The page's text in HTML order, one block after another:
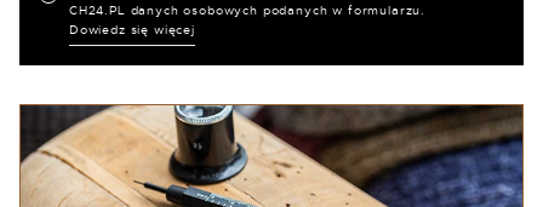
CH24.PL danych osobowych podanych w formularzu.
Dowiedz się więcej